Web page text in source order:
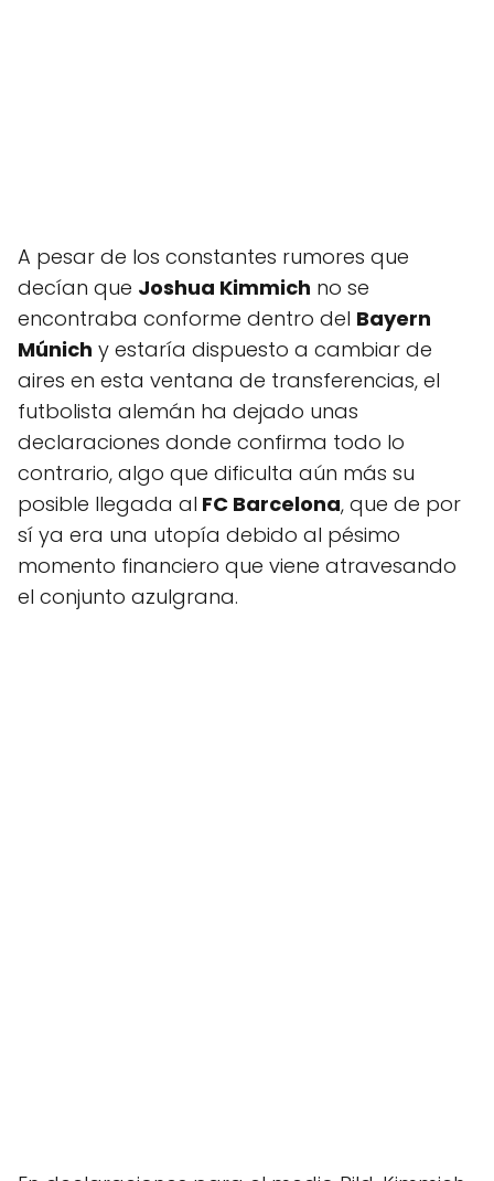
A pesar de los constantes rumores que
decían que Joshua Kimmich no se
encontraba conforme dentro del Bayern
Múnich y estaría dispuesto a cambiar de
aires en esta ventana de transferencias, el
futbolista alemán ha dejado unas
declaraciones donde confirma todo lo
contrario, algo que dificulta aún más su
posible llegada al FC Barcelona, que de por
sí ya era una utopía debido al pésimo
momento financiero que viene atravesando
el conjunto azulgrana.